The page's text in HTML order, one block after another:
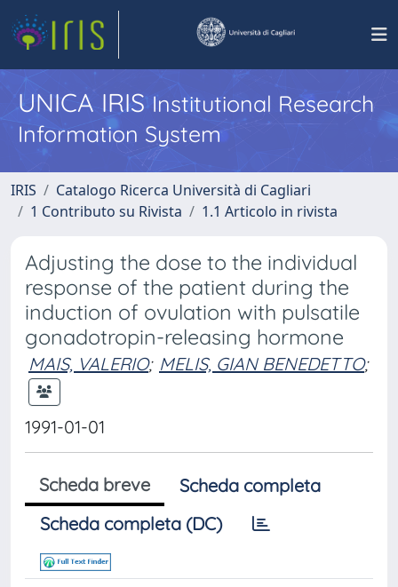
UNICA IRISInstitutional Research
Information System
IRIS
Catalogo Ricerca Università di Cagliari
1 Contributo su Rivista
1.1 Articolo in rivista
Adjusting the dose to the individual
response of the patient during the
induction of ovulation with pulsatile
gonadotropin-releasing hormone
MAIS, VALERIO; MELIS, GIAN BENEDETTO;
1991-01-01
Scheda breve
Scheda completa
Scheda completa (DC)